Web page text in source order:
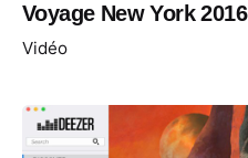
Voyage New York 2016
Vidéo